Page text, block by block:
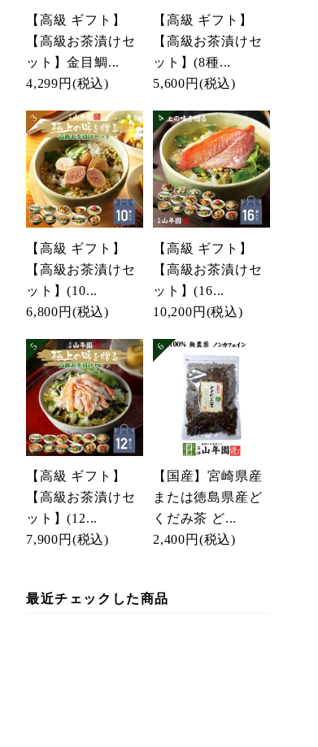
【高級 ギフト】
【高級お茶漬けセ
ット】金目鯛...
4,299円 (税込)
【高級 ギフト】
【高級お茶漬けセ
ット】(8種...
5,600円 (税込)
【高級 ギフト】
【高級お茶漬けセ
ット】(10...
6,800円 (税込)
【高級 ギフト】
【高級お茶漬けセ
ット】(16...
10,200円 (税込)
【高級 ギフト】
【高級お茶漬けセ
ット】(12...
7,900円 (税込)
【国産】宮崎県産
または徳島県産ど
くだみ茶 ど...
2,400円 (税込)
最近チェックした商品